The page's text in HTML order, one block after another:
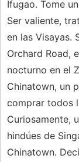
Ifugao. Tome
Ser valiente,
en las Visayas.
Orchard Road,
nocturno en el
Chinatown, un
comprar todos
Curiosamente,
hindúes de
Chinatown.